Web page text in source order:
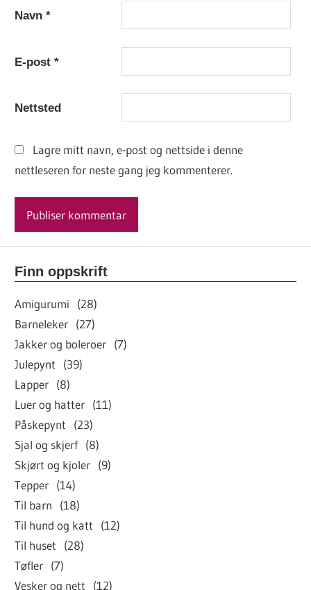
Navn*
E-post*
Nettsted
Lagre mitt navn, e-post og nettside i denne
nettleseren for neste gang jeg kommenterer.
Finn oppskrift
Amigurumi (28)
Barneleker (27)
Jakker og boleroer (7)
Julepynt (39)
Lapper (8)
Luer og hatter (11)
Påskepynt (23)
Sjal og skjerf (8)
Skjørt og kjoler (9)
Tepper (14)
Til barn (18)
Til hund og katt (12)
Til huset (28)
Tøfler (7)
Vesker og nett (12)